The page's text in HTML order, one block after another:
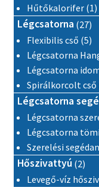
Hűtőkalorifer 1
Légcsatorna 27
Flexibilis cső 55
Légcsatorna
Légcsatorna
Spirálkorcolt cső
Légcsatorna
Légcsatorna
Légcsatorna
Szerelési
Hőszivattyú 22
Levegő-víz